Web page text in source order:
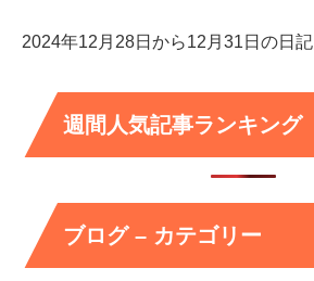
2024年12月28日から12月31日の日記
週間人気記事ランキング
ブログ – カテゴリー